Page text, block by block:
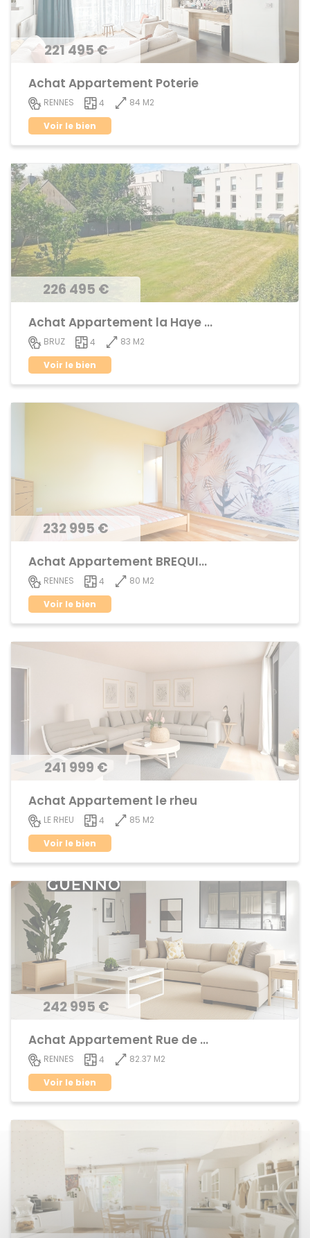
221 495 €
Achat Appartement Poterie
RENNES 4
84 M2
Voir le bien
226 495 €
Achat Appartement la Haye de Pan
BRUZ 4
83 M2
Voir le bien
232 995 €
Achat Appartement BREQUIGNY
RENNES 4
80 M2
Voir le bien
241 999 €
Achat Appartement le rheu
LE RHEU 4
85 M2
Voir le bien
242 995 €
Achat Appartement Rue de Nantes
RENNES 4
82.37 M2
Voir le bien